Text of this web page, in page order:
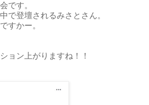
です。
で登壇されるみさとさん。
すかー。
ョン上がりますね！！